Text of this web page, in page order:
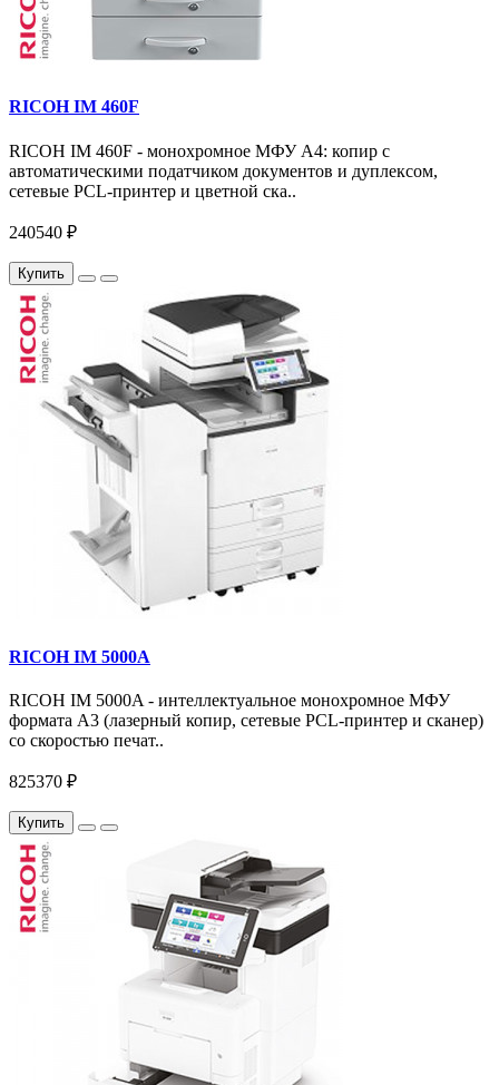
RICOH IM 460F
RICOH IM 460F - монохромное МФУ A4: копир с
автоматическими податчиком документов и дуплексом,
сетевые PCL-принтер и цветной ска..
240540 ₽
Купить
RICOH IM 5000A
RICOH IM 5000A - интеллектуальное монохромное МФУ
формата А3 (лазерный копир, сетевые PCL-принтер и сканер)
со скоростью печат..
825370 ₽
Купить